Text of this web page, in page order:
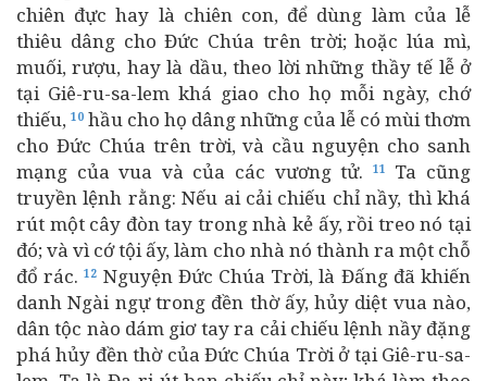
chiên đực hay là chiên con, để dùng làm của lễ
thiêu dâng cho Đức Chúa trên trời; hoặc lúa mì,
muối, rượu, hay là dầu, theo lời những thầy tế lễ ở
tại Giê-ru-sa-lem khá giao cho họ mỗi ngày, chớ
thiếu, 10 hầu cho họ dâng những của lễ có mùi thơm
cho Đức Chúa trên trời, và cầu nguyện cho sanh
mạng của vua và của các vương tử.
11
Ta cũng
truyền lệnh rằng: Nếu ai cải chiếu chỉ nầy, thì khá
rút một cây đòn tay trong nhà kẻ ấy, rồi treo nó tại
đó; và vì cớ tội ấy, làm cho nhà nó thành ra một chỗ
đổ rác.12 Nguyện Đức Chúa Trời, là Đấng đã khiến
danh Ngài ngự trong đền thờ ấy, hủy diệt vua nào,
dân tộc nào dám giơ tay ra cải chiếu lệnh nầy đặng
phá hủy đền thờ của Đức Chúa Trời ở tại Giê-ru-sa-